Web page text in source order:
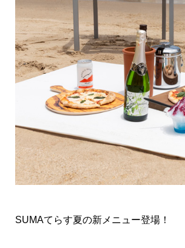
SUMAてらす夏の新メニュー登場！